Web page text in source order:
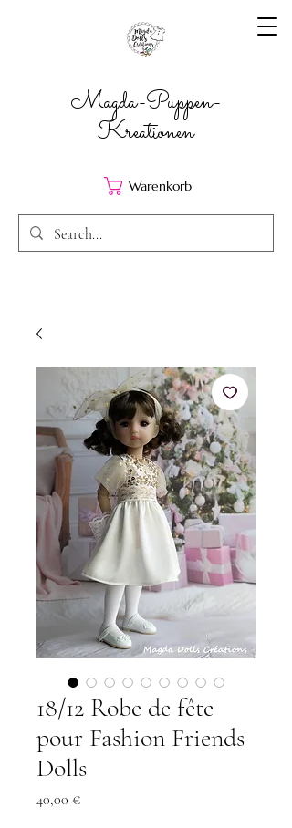
Magda-Puppen-
Kreationen
Warenkorb
18/12 Robe de fête
pour Fashion Friends
Dolls
40,00 €Preis